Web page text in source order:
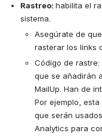
Rastreo: habilita el
sistema.
Asegúrate de
rasterar los links
Código de
que se añadirán
MailUp. Han de
Por ejemplo,
que serán
Analytics para